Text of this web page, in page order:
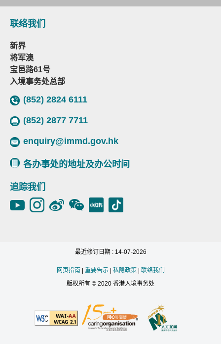
联络我们
新界
将军澳
宝邑路61号
入境事务处总部
(852) 2824 6111
(852) 2877 7711
enquiry@immd.gov.hk
各办事处的地址及办公时间
追踪我们
最近修订日期 : 14-07-2026
网页指南| 重要告示| 私隐政策| 联络我们
版权所有 © 2020 香港入境事务处